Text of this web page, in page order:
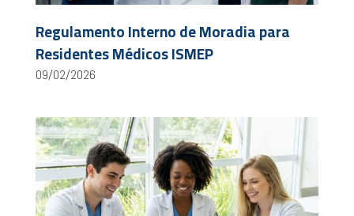
Regulamento Interno de Moradia para
Residentes Médicos ISMEP
09/02/2026